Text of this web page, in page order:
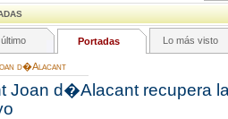
Portadas Lo más visto
d�Alacant
Joan d�Alacant recupera